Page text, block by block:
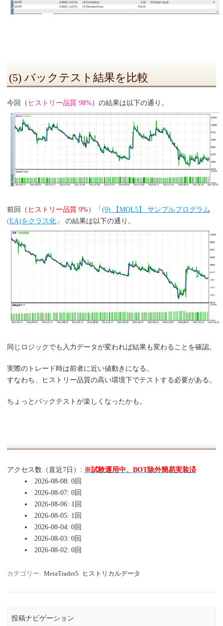
(5) バックテスト結果を比較
今回（ ヒストリー品質 98%）の結果は以下の通り。
前回（ ヒストリー品質 9%）「(9) 【MQL5】 サンプルプログラム
(EA)をクラス化 」 の結果は以下の通り。
同じロジックでも入力データが変われば結果も変わることを確認。
実際のトレード時は前者に近い値動きになる。
すなわち、ヒストリー品質の高い環境下でテストする必要がある。
ちょっとバックテストが楽しくなったかも。
アクセス数（直近7日）: ※試験運用中、BOT除外簡易実装済
2026-08-08: 0回
2026-08-07: 0回
2026-08-06: 1回
2026-08-05: 1回
2026-08-04: 0回
2026-08-03: 0回
2026-08-02: 0回
カテゴリー: MetaTrader5 ヒストリカルデータ
投稿ナビゲーション